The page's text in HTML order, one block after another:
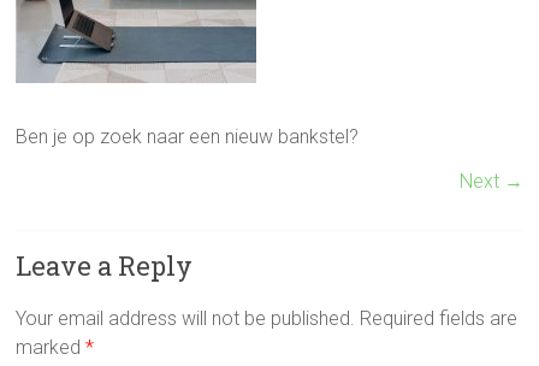
Ben je op zoek naar een nieuw bankstel?
Next →
Leave a Reply
Your email address will not be published. Required fields are
marked*